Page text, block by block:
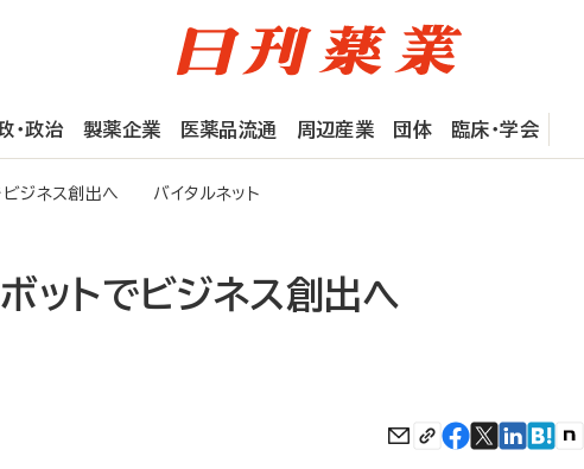
・政治 製薬企業 医薬品流通 周辺産業 団体 臨床・学会
ビジネス創出へ バイタルネット
ットでビジネス創出へ